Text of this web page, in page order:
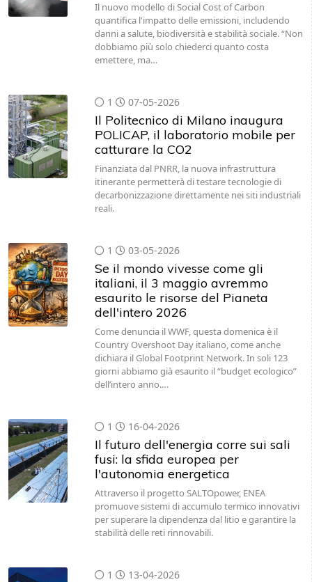
Il nuovo modello di Social Cost of Carbon
quantifica l'impatto delle emissioni, includendo
danni a salute, biodiversità e stabilità sociale. “Non
dobbiamo più solo chiederci quanto costa
emettere, ma…
1 07-05-2026
Il Politecnico di Milano inaugura
POLICAP, il laboratorio mobile per
catturare la CO2
Finanziata dal PNRR, la nuova infrastruttura
itinerante permetterà di testare tecnologie di
decarbonizzazione direttamente nei siti industriali
reali.
1 03-05-2026
Se il mondo vivesse come gli
italiani, il 3 maggio avremmo
esaurito le risorse del Pianeta
dell'intero 2026
Come denuncia il WWF, questa domenica è il
Country Overshoot Day italiano, come anche
dichiara il Global Footprint Network. In soli 123
giorni abbiamo già esaurito il “budget ecologico”
dell’intero anno.…
1 16-04-2026
Il futuro dell'energia corre sui sali
fusi: la sfida europea per
l'autonomia energetica
Attraverso il progetto SALTOpower, ENEA
promuove sistemi di accumulo termico innovativi
per superare la dipendenza dal litio e garantire la
stabilità delle reti rinnovabili.
1 13-04-2026